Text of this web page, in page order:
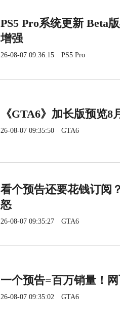
PS5 Pro系统更新 Beta
增强
26-08-07 09:36:15 PS5 Pro
《GTA6》加长版预览
26-08-07 09:35:50 GTA6
看个预告还要花钱订阅
怒
26-08-07 09:35:27 GTA6
一个预告=百万销量！
26-08-07 09:35:02 GTA6